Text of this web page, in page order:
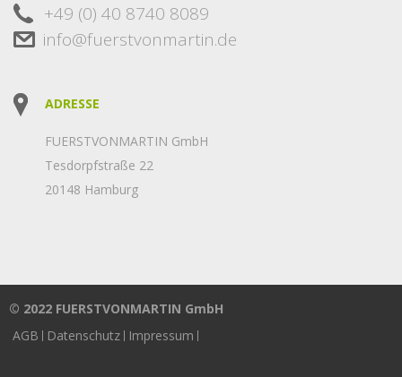
+49 (0) 40 8740 8089
info@fuerstvonmartin.de
ADRESSE
FUERSTVONMARTIN GmbH
Tesdorpfstraße 22
20148 Hamburg
© 2022 FUERSTVONMARTIN GmbH
AGB
Datenschutz Impressum